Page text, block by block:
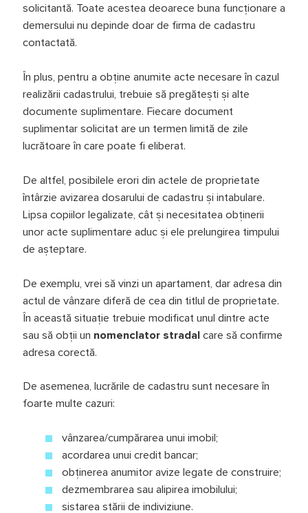
solicitantă. Toate acestea deoarece buna funcționare a
demersului nu depinde doar de firma de cadastru
contactată.
În plus, pentru a obține anumite acte necesare în cazul
realizării cadastrului, trebuie să pregătești și alte
documente suplimentare. Fiecare document
suplimentar solicitat are un termen limită de zile
lucrătoare în care poate fi eliberat.
De altfel, posibilele erori din actele de proprietate
întârzie avizarea dosarului de cadastru și intabulare.
Lipsa copiilor legalizate, cât și necesitatea obținerii
unor acte suplimentare aduc și ele prelungirea timpului
de așteptare.
De exemplu, vrei să vinzi un apartament, dar adresa din
actul de vânzare diferă de cea din titlul de proprietate.
În această situație trebuie modificat unul dintre acte
sau să obții un nomenclator stradalcare să confirme
adresa corectă.
De asemenea, lucrările de cadastru sunt necesare în
foarte multe cazuri:
vânzarea/cumpărarea unui imobil;
acordarea unui credit bancar;
obținerea anumitor avize legate de construire;
dezmembrarea sau alipirea imobilului;
sistarea stării de indiviziune.